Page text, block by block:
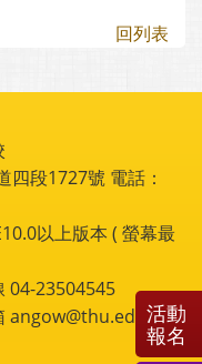
回列表
段1727號 電話：
以上版本 ( 螢幕最
04-23504545
angow@thu.edu.tw
活動
報名